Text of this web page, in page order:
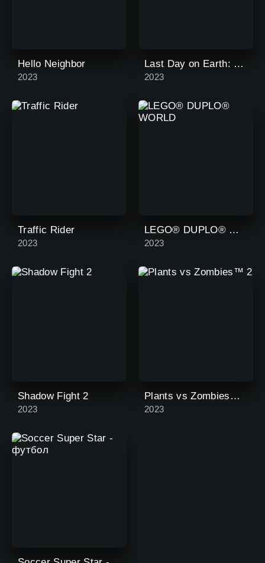
Hello Neighbor
2023
Last Day on Earth: Survival
2023
Traffic Rider
2023
LEGO® DUPLO® WORLD
2023
Shadow Fight 2
2023
Plants vs Zombies™ 2
2023